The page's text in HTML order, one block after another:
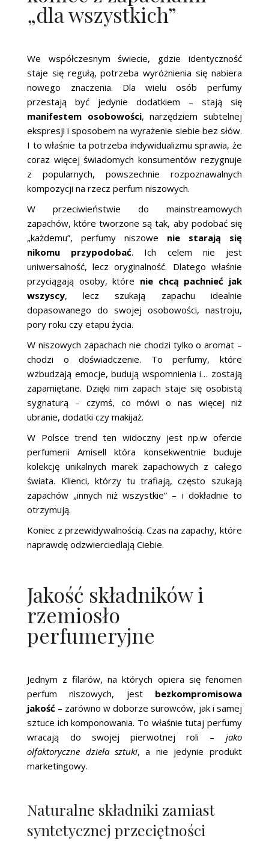
„dla wszystkich”
We współczesnym świecie, gdzie identyczność
staje się regułą, potrzeba wyróżnienia się nabiera
nowego znaczenia. Dla wielu osób perfumy
przestają być jedynie dodatkiem – stają się
manifestem osobowości, narzędziem subtelnej
ekspresji i sposobem na wyrażenie siebie bez słów.
I to właśnie ta potrzeba indywidualizmu sprawia, że
coraz więcej świadomych konsumentów rezygnuje
z popularnych, powszechnie rozpoznawalnych
kompozycji na rzecz perfum niszowych.
W przeciwieństwie do mainstreamowych
zapachów, które tworzone są tak, aby podobać się
„każdemu”, perfumy niszowe nie starają się
nikomu przypodobać. Ich celem nie jest
uniwersalność, lecz oryginalność. Dlatego właśnie
przyciągają osoby, które nie chcą pachnieć jak
wszyscy, lecz szukają zapachu idealnie
dopasowanego do swojej osobowości, nastroju,
pory roku czy etapu życia.
W niszowych zapachach nie chodzi tylko o aromat –
chodzi o doświadczenie. To perfumy, które
wzbudzają emocje, budują wspomnienia i… zostają
zapamiętane. Dzięki nim zapach staje się osobistą
sygnaturą – czymś, co mówi o nas więcej niż
ubranie, dodatki czy makijaż.
W Polsce trend ten widoczny jest np.w ofercie
perfumerii Amisell która konsekwentnie buduje
kolekcję unikalnych marek zapachowych z całego
świata. Klienci, którzy tu trafiają, często szukają
zapachów „innych niż wszystkie” – i dokładnie to
otrzymują.
Koniec z przewidywalnością. Czas na zapachy, które
naprawdę odzwierciedlają Ciebie.
Jakość składników i
rzemiosło
perfumeryjne
Jednym z filarów, na których opiera się fenomen
perfum niszowych, jest bezkompromisowa
jakość – zarówno w doborze surowców, jak i samej
sztuce ich komponowania. To właśnie tutaj perfumy
wracają do swojej pierwotnej roli – jako
olfaktoryczne dzieła sztuki, a nie jedynie produkt
marketingowy.
Naturalne składniki zamiast
syntetycznej przeciętności